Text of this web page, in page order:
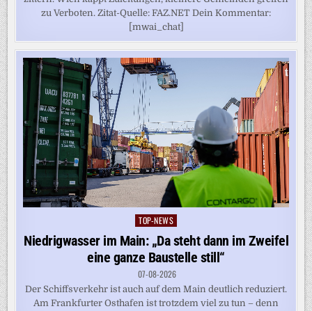
zu Verboten. Zitat-Quelle: FAZ.NET Dein Kommentar:
[mwai_chat]
Posted
in
TOP-NEWS
Niedrigwasser im Main: „Da steht dann im Zweifel
eine ganze Baustelle still“
07-08-2026
Der Schiffsverkehr ist auch auf dem Main deutlich reduziert.
Am Frankfurter Osthafen ist trotzdem viel zu tun – denn